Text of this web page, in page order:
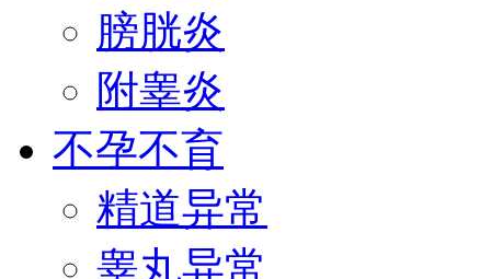
膀胱炎
附睾炎
不孕不育
精道异常
睾丸异常